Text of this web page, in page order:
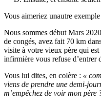
Vous aimeriez unautre
Nous sommes début Mars
de congés, avez fait 70 km
visite à votre vieux père qui
infirmière vous refuse d’entrer
Vous lui dites, en colère : «
viens de prendre une demi-
m’empêchez de voir mon